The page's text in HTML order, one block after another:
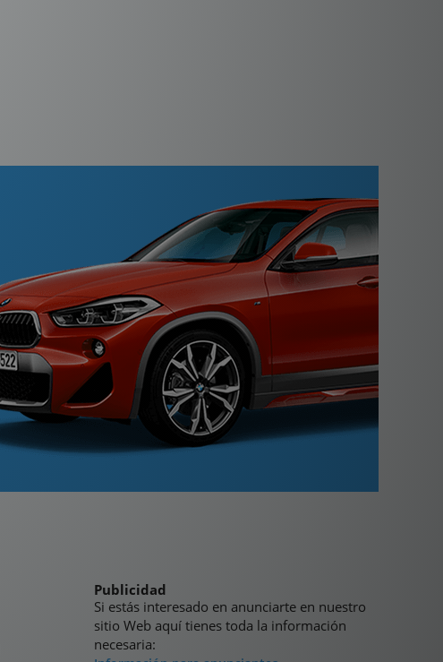
Publicidad
Si estás interesado en anunciarte en nuestro
sitio Web aquí tienes toda la información
necesaria: